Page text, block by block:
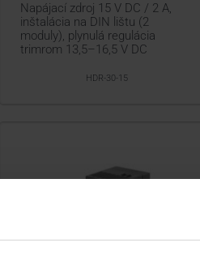
Napájací zdroj 15 V DC / 2 A,
inštalácia na DIN lištu (2
moduly), plynulá regulácia
trimrom 13,5–16,5 V DC
HDR-30-15